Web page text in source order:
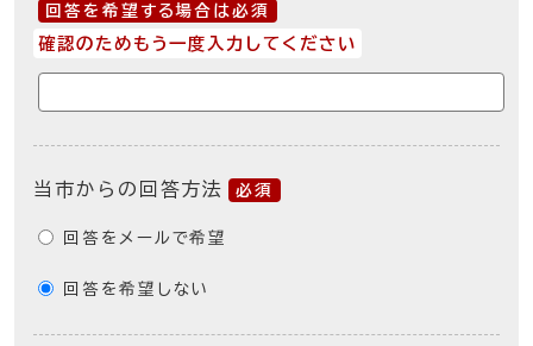
回答を希望する場合は必須
確認のためもう一度入力してください
当市からの回答方法 必須
回答をメールで希望
回答を希望しない